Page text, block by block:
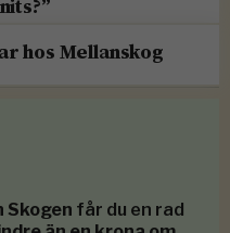
hos Mellanskog
Skogen får du en rad